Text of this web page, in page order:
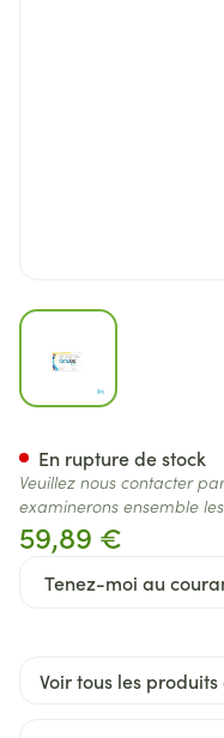
View larger image
59,89 €
Tenez-moi au
En rupture de stock
Veuillez nous contacter
examinerons ensemble
Voir tous les